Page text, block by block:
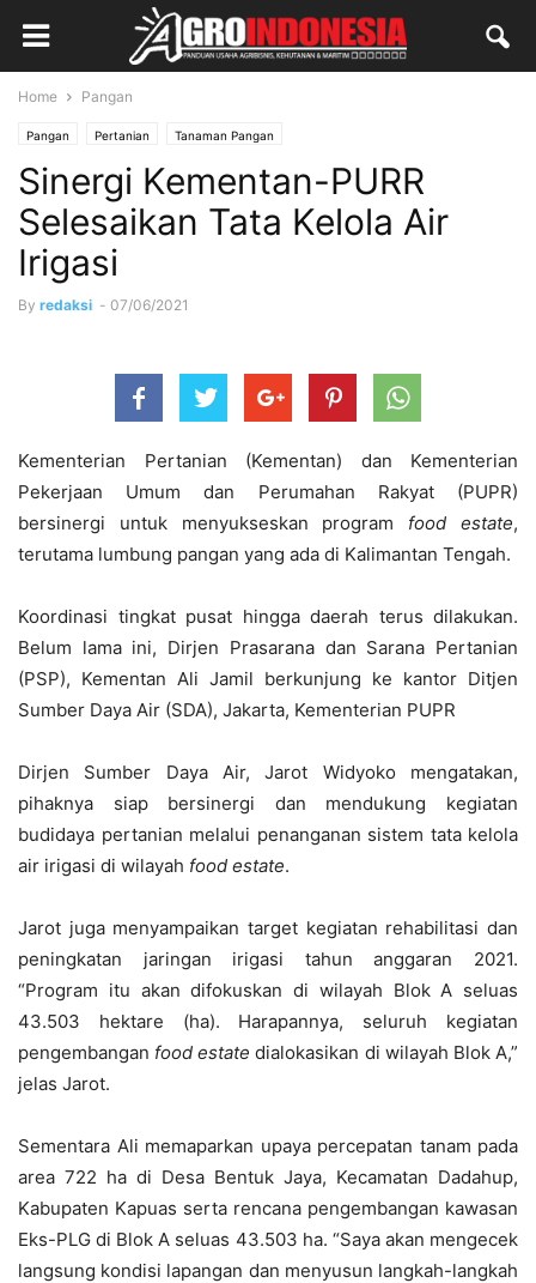
Home Pangan
Pangan Pertanian Tanaman Pangan
Sinergi Kementan-PURR
Selesaikan Tata Kelola Air
Irigasi
By redaksi - 07/06/2021
Kementerian Pertanian (Kementan) dan Kementerian
Pekerjaan Umum dan Perumahan Rakyat (PUPR)
bersinergi untuk menyukseskan program food estate,
terutama lumbung pangan yang ada di Kalimantan Tengah.
Koordinasi tingkat pusat hingga daerah terus dilakukan.
Belum lama ini, Dirjen Prasarana dan Sarana Pertanian
(PSP), Kementan Ali Jamil berkunjung ke kantor Ditjen
Sumber Daya Air (SDA), Jakarta, Kementerian PUPR
Dirjen Sumber Daya Air, Jarot Widyoko mengatakan,
pihaknya siap bersinergi dan mendukung kegiatan
budidaya pertanian melalui penanganan sistem tata kelola
air irigasi di wilayah food estate.
Jarot juga menyampaikan target kegiatan rehabilitasi dan
peningkatan jaringan irigasi tahun anggaran 2021.
“Program itu akan difokuskan di wilayah Blok A seluas
43.503 hektare (ha). Harapannya, seluruh kegiatan
pengembangan food estate dialokasikan di wilayah Blok A,”
jelas Jarot.
Sementara Ali memaparkan upaya percepatan tanam pada
area 722 ha di Desa Bentuk Jaya, Kecamatan Dadahup,
Kabupaten Kapuas serta rencana pengembangan kawasan
Eks-PLG di Blok A seluas 43.503 ha. “Saya akan mengecek
langsung kondisi lapangan dan menyusun langkah-langkah